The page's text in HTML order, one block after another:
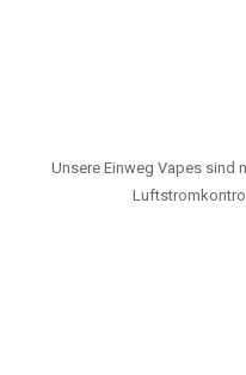
Unsere Einweg Vapes sind